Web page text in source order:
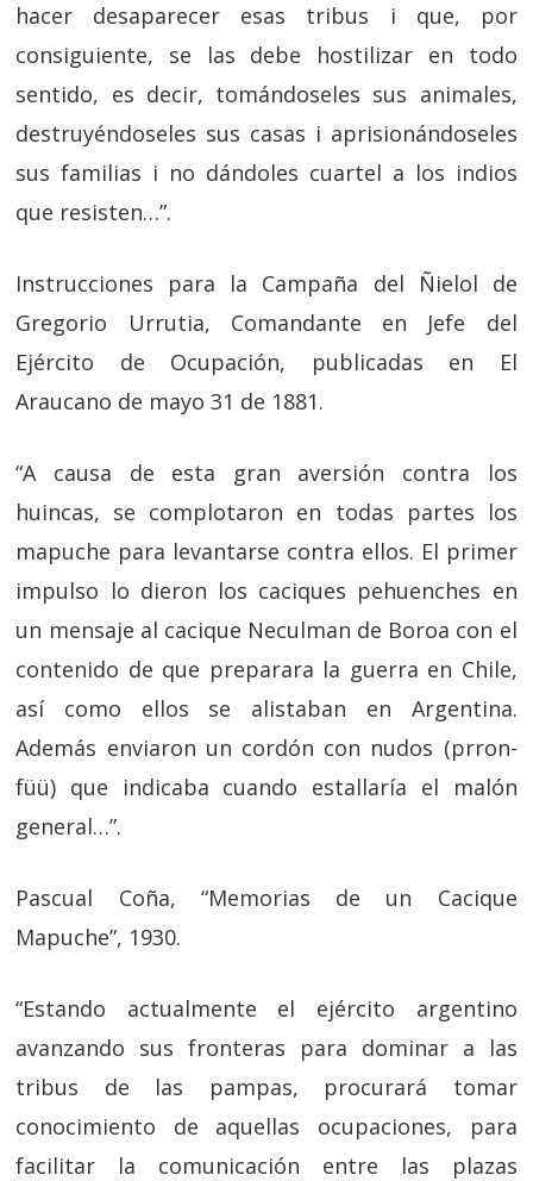
hacer desaparecer esas tribus i que, por
consiguiente, se las debe hostilizar en todo
sentido, es decir, tomándoseles sus animales,
destruyéndoseles sus casas i aprisionándoseles
sus familias i no dándoles cuartel a los indios
que resisten…”.
Instrucciones para la Campaña del Ñielol de
Gregorio Urrutia, Comandante en Jefe del
Ejército de Ocupación, publicadas en El
Araucano de mayo 31 de 1881.
“A causa de esta gran aversión contra los
huincas, se complotaron en todas partes los
mapuche para levantarse contra ellos. El primer
impulso lo dieron los caciques pehuenches en
un mensaje al cacique Neculman de Boroa con el
contenido de que preparara la guerra en Chile,
así como ellos se alistaban en Argentina.
Además enviaron un cordón con nudos (prron-
füü) que indicaba cuando estallaría el malón
general…”.
Pascual Coña, “Memorias de un Cacique
Mapuche”, 1930.
“Estando actualmente el ejército argentino
avanzando sus fronteras para dominar a las
tribus de las pampas, procurará tomar
conocimiento de aquellas ocupaciones, para
facilitar la comunicación entre las plazas